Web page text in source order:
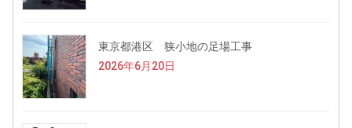
東京都港区 狭小地の足場工事
2026年6月20日